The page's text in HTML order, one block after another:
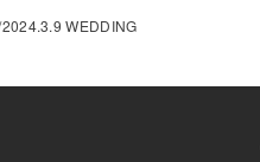
2024.3.9 WEDDING